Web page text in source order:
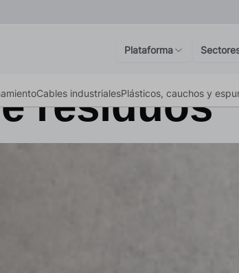
Plataforma
Cables industrialesPlásticos, cauchos y
de
residuos